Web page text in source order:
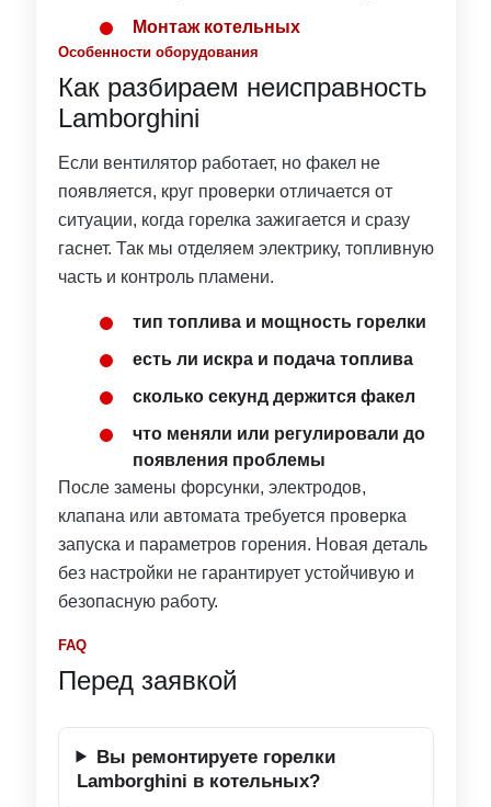
Монтаж котельных
Особенности оборудования
Как разбираем неисправность
Lamborghini
Если вентилятор работает, но факел не
появляется, круг проверки отличается от
ситуации, когда горелка зажигается и сразу
гаснет. Так мы отделяем электрику, топливную
часть и контроль пламени.
тип топлива и мощность горелки
есть ли искра и подача топлива
сколько секунд держится факел
что меняли или регулировали до
появления проблемы
После замены форсунки, электродов,
клапана или автомата требуется проверка
запуска и параметров горения. Новая деталь
без настройки не гарантирует устойчивую и
безопасную работу.
FAQ
Перед заявкой
Вы ремонтируете горелки
Lamborghini в котельных?